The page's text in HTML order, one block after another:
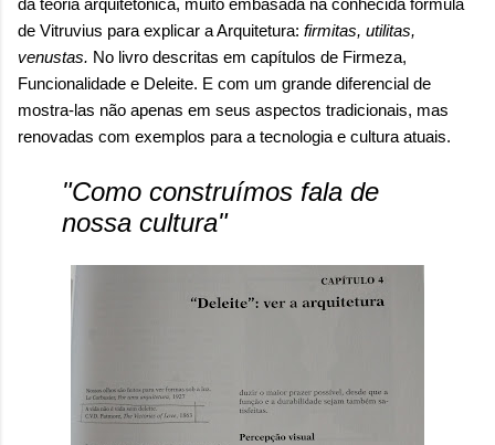
da teoria arquitetônica, muito embasada na conhecida fórmula
de Vitruvius para explicar a Arquitetura: firmitas, utilitas,
venustas. No livro descritas em capítulos de Firmeza,
Funcionalidade e Deleite. E com um grande diferencial de
mostra-las não apenas em seus aspectos tradicionais, mas
renovadas com exemplos para a tecnologia e cultura atuais.
"Como construímos fala de
nossa cultura"